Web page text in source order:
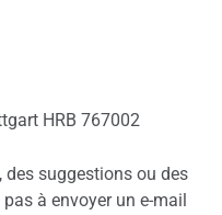
HRB 767002
suggestions ou des
à envoyer un e-mail